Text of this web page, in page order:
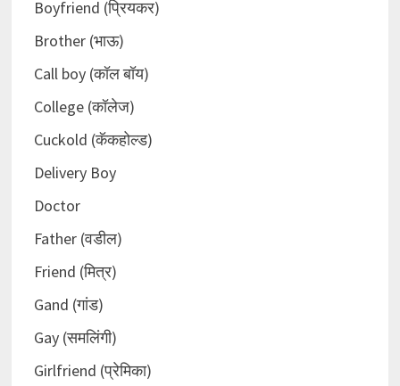
Boyfriend (प्रियकर)
Brother (भाऊ)
Call boy (कॉल बॉय)
College (कॉलेज)
Cuckold (कॅकहोल्ड)
Delivery Boy
Doctor
Father (वडील)
Friend (मित्र)
Gand (गांड)
Gay (समलिंगी)
Girlfriend (प्रेमिका)